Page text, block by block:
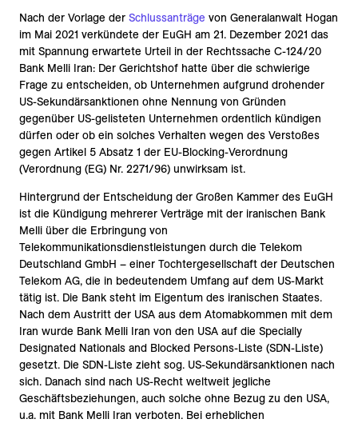
Nach der Vorlage der Schlussanträge von Generalanwalt Hogan
im Mai 2021 verkündete der EuGH am 21. Dezember 2021 das
mit Spannung erwartete Urteil in der Rechtssache C-124/20
Bank Melli Iran: Der Gerichtshof hatte über die schwierige
Frage zu entscheiden, ob Unternehmen aufgrund drohender
US-Sekundärsanktionen ohne Nennung von Gründen
gegenüber US-gelisteten Unternehmen ordentlich kündigen
dürfen oder ob ein solches Verhalten wegen des Verstoßes
gegen Artikel 5 Absatz 1 der EU-Blocking-Verordnung
(Verordnung (EG) Nr. 2271/96) unwirksam ist.
Hintergrund der Entscheidung der Großen Kammer des EuGH
ist die Kündigung mehrerer Verträge mit der iranischen Bank
Melli über die Erbringung von
Telekommunikationsdienstleistungen durch die Telekom
Deutschland GmbH – einer Tochtergesellschaft der Deutschen
Telekom AG, die in bedeutendem Umfang auf dem US-Markt
tätig ist. Die Bank steht im Eigentum des iranischen Staates.
Nach dem Austritt der USA aus dem Atomabkommen mit dem
Iran wurde Bank Melli Iran von den USA auf die Specially
Designated Nationals and Blocked Persons-Liste (SDN-Liste)
gesetzt. Die SDN-Liste zieht sog. US-Sekundärsanktionen nach
sich. Danach sind nach US-Recht weltweit jegliche
Geschäftsbeziehungen, auch solche ohne Bezug zu den USA,
u.a. mit Bank Melli Iran verboten. Bei erheblichen